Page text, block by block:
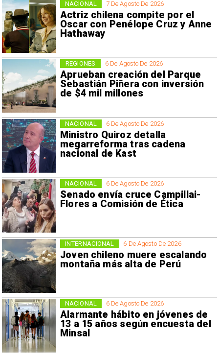
7 De Agosto De 2026
Actriz chilena compite por el
Oscar con Penélope Cruz y Anne
Hathaway
NACIONAL
6 De Agosto De 2026
Aprueban creación del Parque
Sebastián Piñera con inversión
de $4 mil millones
REGIONES
6 De Agosto De 2026
Ministro Quiroz detalla
megarreforma tras cadena
nacional de Kast
NACIONAL
6 De Agosto De 2026
Senado envía cruce Campillai-
Flores a Comisión de Ética
NACIONAL
6 De Agosto De 2026
Joven chileno muere escalando
montaña más alta de Perú
INTERNACIONAL
6 De Agosto De 2026
Alarmante hábito en jóvenes de
13 a 15 años según encuesta del
Minsal
NACIONAL